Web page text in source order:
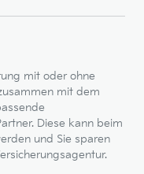
mit oder ohne
mit dem
Diese kann beim
und Sie sparen